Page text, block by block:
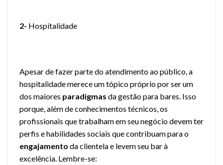
2- Hospitalidade
Apesar de fazer parte do atendimento ao público, a
hospitalidade merece um tópico próprio por ser um
dos maiores paradigmas da gestão para bares. Isso
porque, além de conhecimentos técnicos, os
profissionais que trabalham em seu negócio devem ter
perfis e habilidades sociais que contribuam para o
engajamento da clientela e levem seu bar à
excelência. Lembre-se: